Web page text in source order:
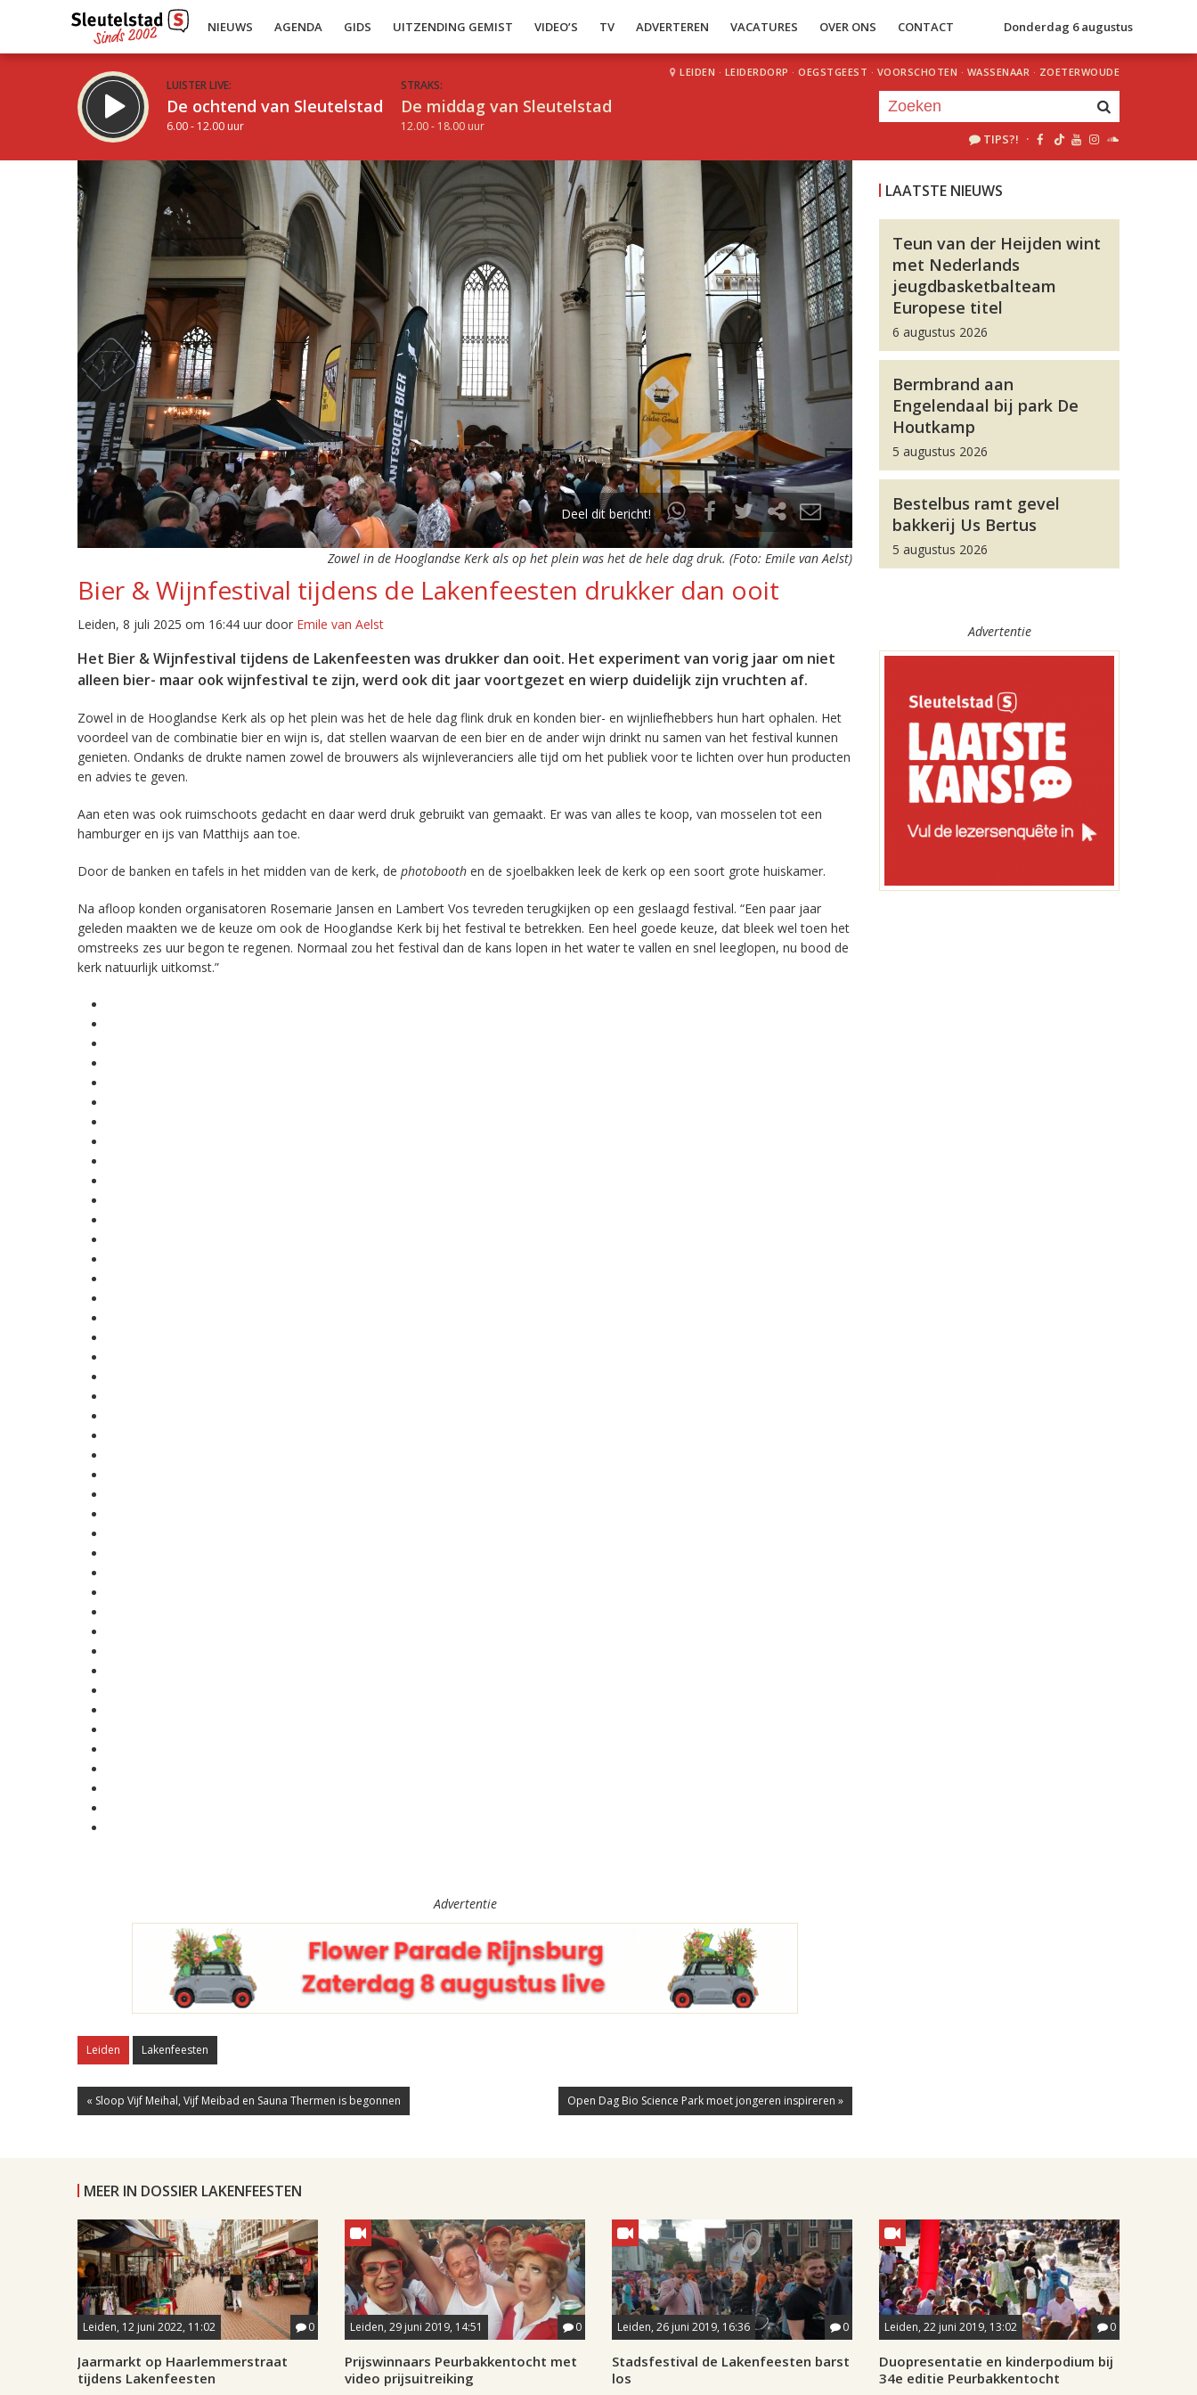
NIEUWS AGENDA GIDS UITZENDING GEMIST VIDEO’S TV ADVERTEREN VACATURES OVER ONS CONTACT Donderdag 6 augustus
LUISTER LIVE:
De ochtend van Sleutelstad
6.00 - 12.00 uur
STRAKS:
De middag van Sleutelstad
12.00 - 18.00 uur
LEIDEN · LEIDERDORP · OEGSTGEEST · VOORSCHOTEN · WASSENAAR · ZOETERWOUDE
TIPS?! ·
Deel dit bericht!
Zowel in de Hooglandse Kerk als op het plein was het de hele dag druk. (Foto: Emile van Aelst)
Bier & Wijnfestival tijdens de Lakenfeesten drukker dan ooit
Leiden, 8 juli 2025 om 16:44 uur door Emile van Aelst
Het Bier & Wijnfestival tijdens de Lakenfeesten was drukker dan ooit. Het experiment van vorig jaar om niet
alleen bier- maar ook wijnfestival te zijn, werd ook dit jaar voortgezet en wierp duidelijk zijn vruchten af.
Zowel in de Hooglandse Kerk als op het plein was het de hele dag flink druk en konden bier- en wijnliefhebbers hun hart ophalen. Het
voordeel van de combinatie bier en wijn is, dat stellen waarvan de een bier en de ander wijn drinkt nu samen van het festival kunnen
genieten. Ondanks de drukte namen zowel de brouwers als wijnleveranciers alle tijd om het publiek voor te lichten over hun producten
en advies te geven.
Aan eten was ook ruimschoots gedacht en daar werd druk gebruikt van gemaakt. Er was van alles te koop, van mosselen tot een
hamburger en ijs van Matthijs aan toe.
Door de banken en tafels in het midden van de kerk, de photobooth en de sjoelbakken leek de kerk op een soort grote huiskamer.
Na afloop konden organisatoren Rosemarie Jansen en Lambert Vos tevreden terugkijken op een geslaagd festival. “Een paar jaar
geleden maakten we de keuze om ook de Hooglandse Kerk bij het festival te betrekken. Een heel goede keuze, dat bleek wel toen het
omstreeks zes uur begon te regenen. Normaal zou het festival dan de kans lopen in het water te vallen en snel leeglopen, nu bood de
kerk natuurlijk uitkomst.”
Advertentie
Leiden Lakenfeesten
« Sloop Vijf Meihal, Vijf Meibad en Sauna Thermen is begonnen Open Dag Bio Science Park moet jongeren inspireren »
LAATSTE NIEUWS
Teun van der Heijden wint
met Nederlands
jeugdbasketbalteam
Europese titel
6 augustus 2026
Bermbrand aan
Engelendaal bij park De
Houtkamp
5 augustus 2026
Bestelbus ramt gevel
bakkerij Us Bertus
5 augustus 2026
Advertentie
MEER IN DOSSIER LAKENFEESTEN
Leiden, 12 juni 2022, 11:02 0
Jaarmarkt op Haarlemmerstraat
tijdens Lakenfeesten
Leiden, 29 juni 2019, 14:51 0
Prijswinnaars Peurbakkentocht met
video prijsuitreiking
Leiden, 26 juni 2019, 16:36 0
Stadsfestival de Lakenfeesten barst
los
Leiden, 22 juni 2019, 13:02 0
Duopresentatie en kinderpodium bij
34e editie Peurbakkentocht